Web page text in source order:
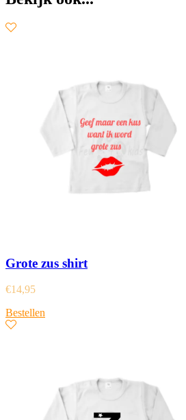
Grote zus shirt
€14,95
Bestellen